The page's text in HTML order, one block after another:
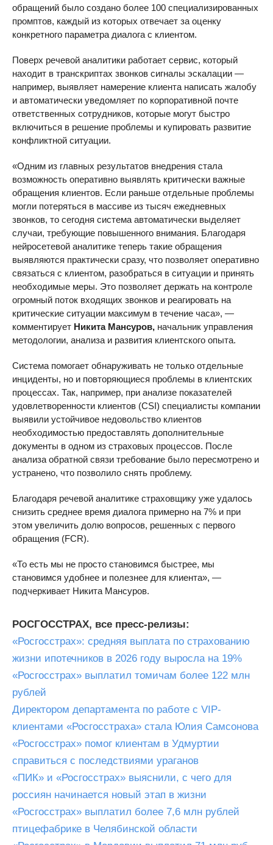
обращений было создано более 100 специализированных
промптов, каждый из которых отвечает за оценку
конкретного параметра диалога с клиентом.
Поверх речевой аналитики работает сервис, который
находит в транскриптах звонков сигналы эскалации —
например, выявляет намерение клиента написать жалобу
и автоматически уведомляет по корпоративной почте
ответственных сотрудников, которые могут быстро
включиться в решение проблемы и купировать развитие
конфликтной ситуации.
«Одним из главных результатов внедрения стала
возможность оперативно выявлять критически важные
обращения клиентов. Если раньше отдельные проблемы
могли потеряться в массиве из тысяч ежедневных
звонков, то сегодня система автоматически выделяет
случаи, требующие повышенного внимания. Благодаря
нейросетевой аналитике теперь такие обращения
выявляются практически сразу, что позволяет оперативно
связаться с клиентом, разобраться в ситуации и принять
необходимые меры. Это позволяет держать на контроле
огромный поток входящих звонков и реагировать на
критические ситуации максимум в течение часа», —
комментирует Никита Мансуров, начальник управления
методологии, анализа и развития клиентского опыта.
Система помогает обнаруживать не только отдельные
инциденты, но и повторяющиеся проблемы в клиентских
процессах. Так, например, при анализе показателей
удовлетворенности клиентов (CSI) специалисты компании
выявили устойчивое недовольство клиентов
необходимостью предоставлять дополнительные
документы в одном из страховых процессов. После
анализа обратной связи требование было пересмотрено и
устранено, что позволило снять проблему.
Благодаря речевой аналитике страховщику уже удалось
снизить среднее время диалога примерно на 7% и при
этом увеличить долю вопросов, решенных с первого
обращения (FCR).
«То есть мы не просто становимся быстрее, мы
становимся удобнее и полезнее для клиента», —
подчеркивает Никита Мансуров.
РОСГОССТРАХ, все пресс-релизы:
«Росгосстрах»: средняя выплата по страхованию
жизни ипотечников в 2026 году выросла на 19%
«Росгосстрах» выплатил томичам более 122 млн
рублей
Директором департамента по работе с VIP-
клиентами «Росгосстраха» стала Юлия Самсонова
«Росгосстрах» помог клиентам в Удмуртии
справиться с последствиями ураганов
«ПИК» и «Росгосстрах» выяснили, с чего для
россиян начинается новый этап в жизни
«Росгосстрах» выплатил более 7,6 млн рублей
птицефабрике в Челябинской области